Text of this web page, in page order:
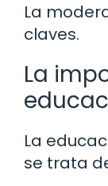
La
claves.
La
La
se trata